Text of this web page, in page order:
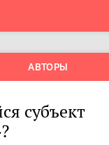
АВТОРЫ
субъект